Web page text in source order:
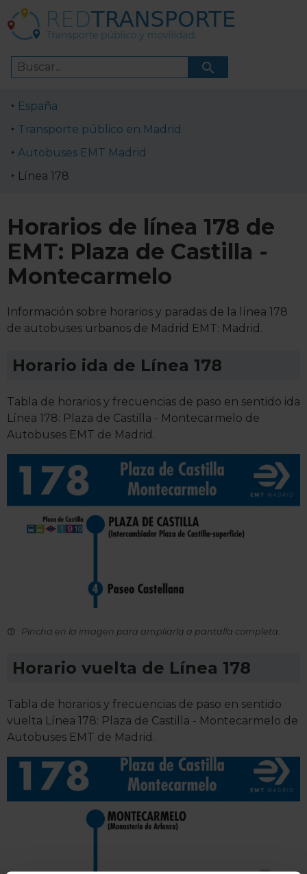
España
Transporte público en Madrid
Autobuses EMT Madrid
Línea 178
Horarios de línea 178 de
EMT: Plaza de Castilla -
Montecarmelo
Información sobre horarios y paradas de la línea 178
de autobuses urbanos de Madrid EMT: Madrid.
Horario ida de Línea 178
Tabla de horarios y frecuencias de paso en sentido ida
Línea 178: Plaza de Castilla - Montecarmelo de
Autobuses EMT de Madrid.
Pincha en la imagen para ampliarla a pantalla completa.
Horario vuelta de Línea 178
Tabla de horarios y frecuencias de paso en sentido
vuelta Línea 178: Plaza de Castilla - Montecarmelo de
Autobuses EMT de Madrid.